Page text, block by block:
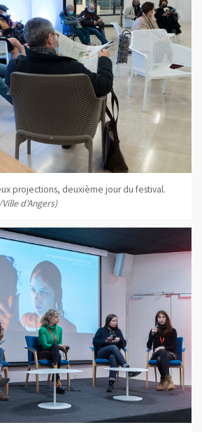
projections, deuxième jour du festival.
d'Angers)